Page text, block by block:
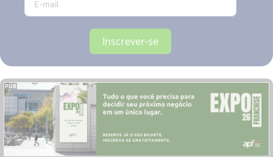
Inscrever-se
PUB